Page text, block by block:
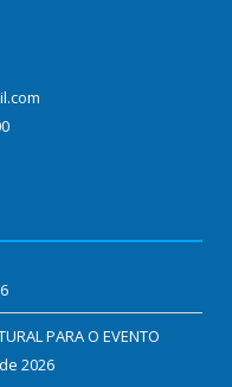
PARA O EVENTO
2026